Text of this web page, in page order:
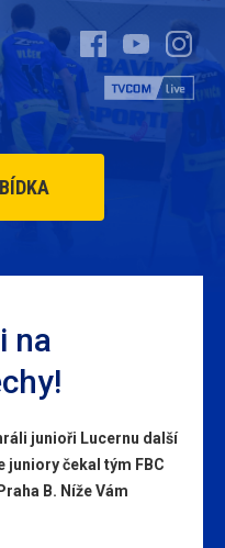
na
junioři Lucernu další
juniory čekal tým FBC
B. Níže Vám